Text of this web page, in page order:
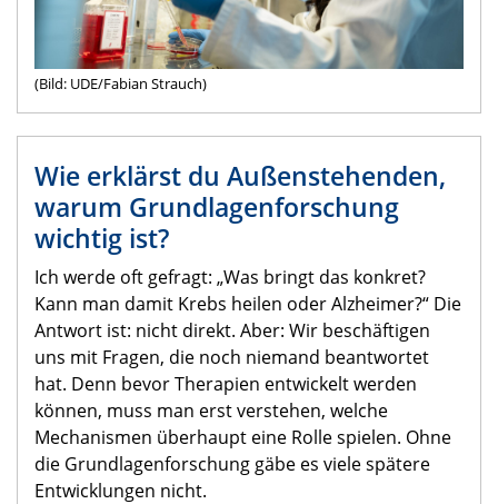
(Bild: UDE/Fabian Strauch)
Wie erklärst du Außenstehenden,
warum Grundlagenforschung
wichtig ist?
Ich werde oft gefragt: „Was bringt das konkret?
Kann man damit Krebs heilen oder Alzheimer?“ Die
Antwort ist: nicht direkt. Aber: Wir beschäftigen
uns mit Fragen, die noch niemand beantwortet
hat. Denn bevor Therapien entwickelt werden
können, muss man erst verstehen, welche
Mechanismen überhaupt eine Rolle spielen. Ohne
die Grundlagenforschung gäbe es viele spätere
Entwicklungen nicht.